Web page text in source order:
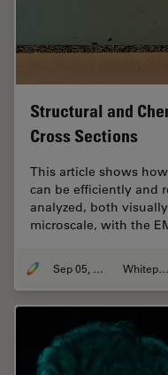
Structural and
Cross Sections
This article shows
can be efficiently and
analyzed, both
microscale, with the
Sep 05, 2023 Whitepaper